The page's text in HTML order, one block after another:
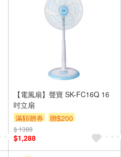
【電風扇】聲寶 SK-FC16Q 16
吋立扇
滿額贈券
贈$200
$ 1388
$1,288